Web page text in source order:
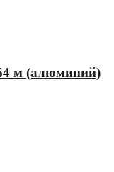
м (алюминий)